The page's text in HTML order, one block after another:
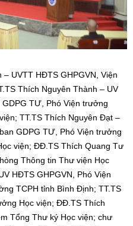
UVTT HĐTS GHPGVN, Viện
Thích Nguyên Thành – UV
TƯ, Phó Viện trưởng
TT.TS Thích Nguyên Đạt –
GDPG TƯ, Phó Viện trưởng
viện; ĐĐ.TS Thích Quang Tư
Thông tin Thư viện Học
HĐTS GHPGVN, Phó Viện
TCPH tỉnh Bình Định; TT.TS
Học viện; ĐĐ.TS Thích
Tổng Thư ký Học viện; chư